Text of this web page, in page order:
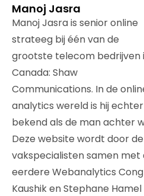
Manoj Jasra
Manoj Jasra is senior online
strateeg bij één van de
grootste telecom bedrijven
Canada: Shaw
Communications. In de
analytics wereld is hij echter
bekend als de man achter
Deze website wordt door
vakspecialisten samen met
eerdere Webanalytics
Kaushik en Stephane